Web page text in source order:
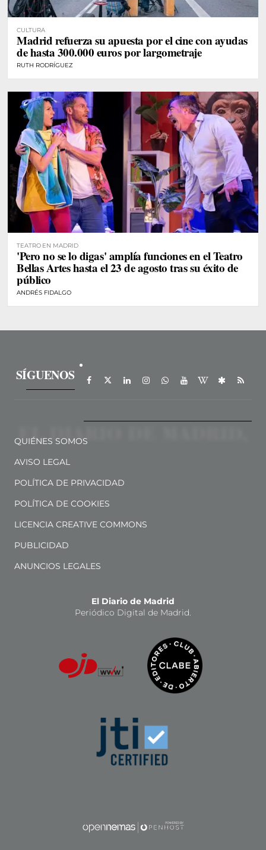
CULTURA
Madrid refuerza su apuesta por el cine con ayudas
de hasta 300.000 euros por largometraje
RUTH RODRÍGUEZ
TEATRO EN MADRID
'Pero no se lo digas' amplía funciones en el Teatro
Bellas Artes hasta el 23 de agosto tras su éxito de
público
ANDRÉS FIDALGO
SÍGUENOS
QUIÉNES SOMOS
AVISO LEGAL
POLÍTICA DE PRIVACIDAD
POLÍTICA DE COOKIES
LICENCIA CREATIVE COMMONS
PUBLICIDAD
ANUNCIOS LEGALES
El Diario de Madrid
Periódico Digital de Madrid.